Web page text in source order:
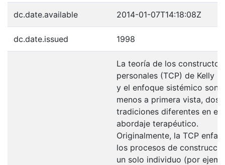
dc.date.available 2014-01-07T14:18:08Z
dc.date.issued 1998
La teoría de los constructos
personales (TCP) de Kelly
y el enfoque sistémico son,
menos a primera vista, dos
tradiciones diferentes en el
abordaje terapéutico.
Originalmente, la TCP
los procesos de
un solo individuo (por